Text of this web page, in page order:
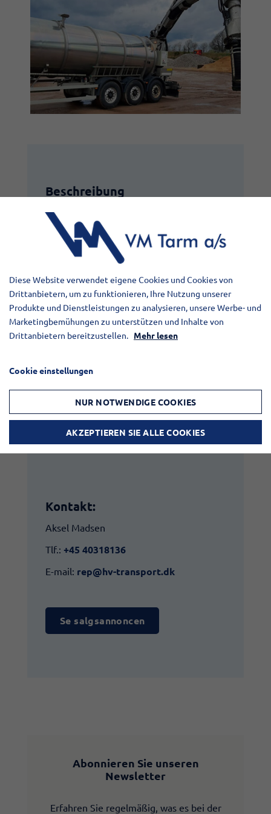
Beschreibung
Komplette Gangbrücke mit
Sicherheitsgeländer
10” Kran m/Harsø Kranpumpe
Vogelsang Pumpe 9000 Liter/Min
Zentralschmierung
3 Stück 9 Ton BPW Achsen
Toplampen mit Blinker/Brems
1 Stück Nachlaufachse
1 Stück Liftachse
Der Anhänger ist gut gepflegt und muss
gesehen werden!
Kontakt:​
Aksel Madsen
Tlf.: +45 40318136
E-mail: rep@hv-transport.dk
Se salgsannoncen
Abonnieren Sie unseren
Newsletter
Erfahren Sie regelmäßig, was es bei der
Diese Website verwendet eigene Cookies und Cookies von
Drittanbietern, um zu funktionieren, Ihre Nutzung unserer
Produkte und Dienstleistungen zu analysieren, unsere Werbe- und
Marketingbemühungen zu unterstützen und Inhalte von
Drittanbietern bereitzustellen. Mehr lesen
Cookie einstellungen
NUR NOTWENDIGE COOKIES
AKZEPTIEREN SIE ALLE COOKIES